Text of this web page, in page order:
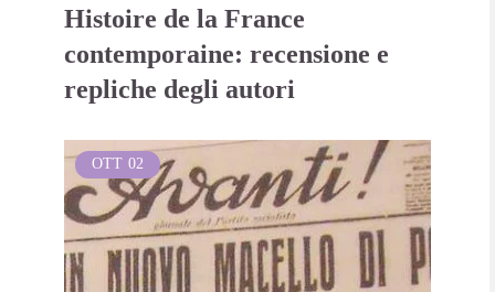
Histoire de la France
contemporaine: recensione e
repliche degli autori
OTT 02